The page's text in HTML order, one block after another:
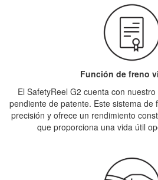
Función de freno
El SafetyReel G2 cuenta con
pendiente de patente. Este sistema de
precisión y ofrece un rendimiento
que proporciona una vida útil